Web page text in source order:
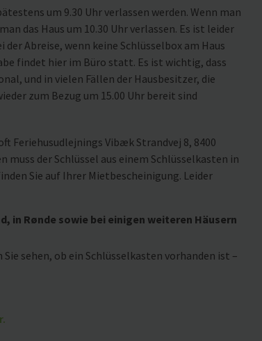
um 9.30 Uhr verlassen werden. Wenn man
das Haus um 10.30 Uhr verlassen. Es ist leider
Abreise, wenn keine Schlüsselbox am Haus
findet hier im Büro statt. Es ist wichtig, dass
und in vielen Fällen der Hausbesitzer, die
zum Bezug um 15.00 Uhr bereit sind
Feriehusudlejnings Vibæk Strandvej 8, 8400
der Schlüssel aus einem Schlüsselkasten in
Sie auf Ihrer Mietbescheinigung. Leider
in Rønde sowie bei einigen weiteren Häusern
sehen, ob ein Schlüsselkasten vorhanden ist –